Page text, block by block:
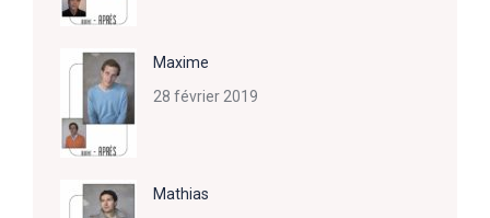
Maxime
28 février 2019
Mathias